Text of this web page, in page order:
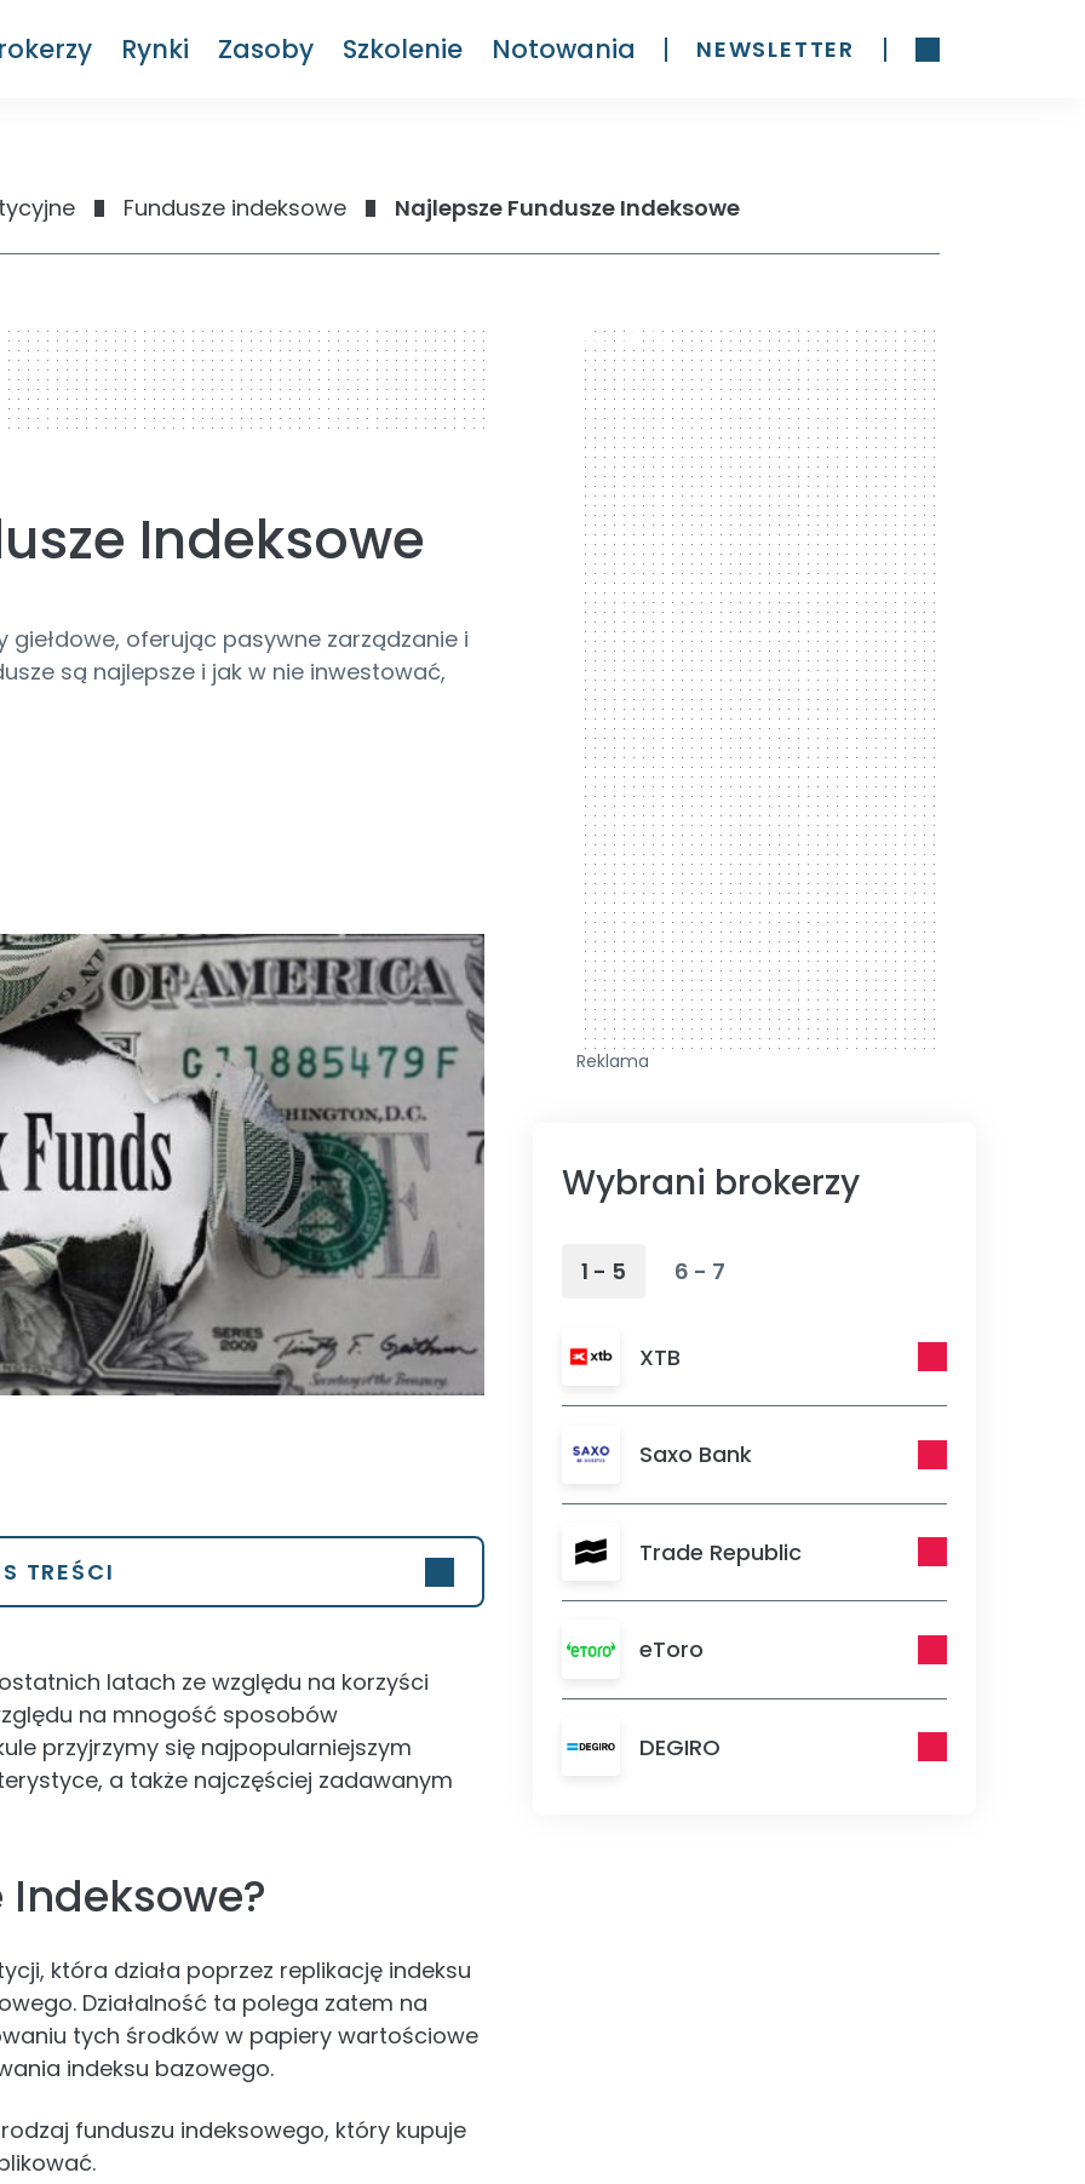
Rynki Zasoby Szkolenie Notowania NEWSLETTER
Fundusze indeksowe Najlepsze Fundusze Indeksowe
Indeksowe
giełdowe, oferując pasywne zarządzanie i
są najlepsze i jak w nie inwestować,
TREŚCI
latach ze względu na korzyści
na mnogość sposobów
przyjrzymy się najpopularniejszym
a także najczęściej zadawanym
która działa poprzez replikację indeksu
Działalność ta polega zatem na
tych środków w papiery wartościowe
indeksu bazowego.
funduszu indeksowego, który kupuje
300 x 600
Reklama
Wybrani brokerzy
1 - 5 6 - 7
XTB
Saxo Bank
Trade Republic
eToro
DEGIRO